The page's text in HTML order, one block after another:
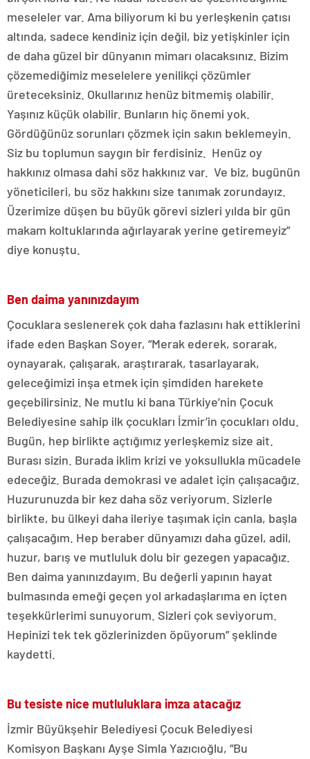
meseleler var. Ama biliyorum ki bu yerleşkenin çatısı
altında, sadece kendiniz için değil, biz yetişkinler için
de daha güzel bir dünyanın mimarı olacaksınız. Bizim
çözemediğimiz meselelere yenilikçi çözümler
üreteceksiniz. Okullarınız henüz bitmemiş olabilir.
Yaşınız küçük olabilir. Bunların hiç önemi yok.
Gördüğünüz sorunları çözmek için sakın beklemeyin.
Siz bu toplumun saygın bir ferdisiniz. Henüz oy
hakkınız olmasa dahi söz hakkınız var. Ve biz, bugünün
yöneticileri, bu söz hakkını size tanımak zorundayız.
Üzerimize düşen bu büyük görevi sizleri yılda bir gün
makam koltuklarında ağırlayarak yerine getiremeyiz”
diye konuştu.
Ben daima yanınızdayım
Çocuklara seslenerek çok daha fazlasını hak ettiklerini
ifade eden Başkan Soyer, “Merak ederek, sorarak,
oynayarak, çalışarak, araştırarak, tasarlayarak,
geleceğimizi inşa etmek için şimdiden harekete
geçebilirsiniz. Ne mutlu ki bana Türkiye’nin Çocuk
Belediyesine sahip ilk çocukları İzmir’in çocukları oldu.
Bugün, hep birlikte açtığımız yerleşkemiz size ait.
Burası sizin. Burada iklim krizi ve yoksullukla mücadele
edeceğiz. Burada demokrasi ve adalet için çalışacağız.
Huzurunuzda bir kez daha söz veriyorum. Sizlerle
birlikte, bu ülkeyi daha ileriye taşımak için canla, başla
çalışacağım. Hep beraber dünyamızı daha güzel, adil,
huzur, barış ve mutluluk dolu bir gezegen yapacağız.
Ben daima yanınızdayım. Bu değerli yapının hayat
bulmasında emeği geçen yol arkadaşlarıma en içten
teşekkürlerimi sunuyorum. Sizleri çok seviyorum.
Hepinizi tek tek gözlerinizden öpüyorum” şeklinde
kaydetti.
Bu tesiste nice mutluluklara imza atacağız
İzmir Büyükşehir Belediyesi Çocuk Belediyesi
Komisyon Başkanı Ayşe Simla Yazıcıoğlu, “Bu